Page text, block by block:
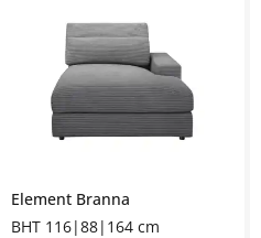
Element Branna
BHT 116|88|164 cm